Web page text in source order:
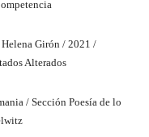
Girón / 2021 /
Alterados
/ Sección Poesía de lo